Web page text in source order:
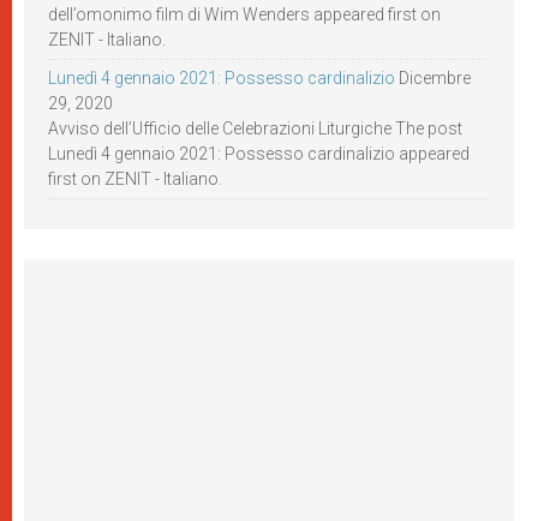
dell’omonimo film di Wim Wenders appeared first on
ZENIT - Italiano.
Lunedì 4 gennaio 2021: Possesso cardinalizio Dicembre
29, 2020
Avviso dell’Ufficio delle Celebrazioni Liturgiche The post
Lunedì 4 gennaio 2021: Possesso cardinalizio appeared
first on ZENIT - Italiano.